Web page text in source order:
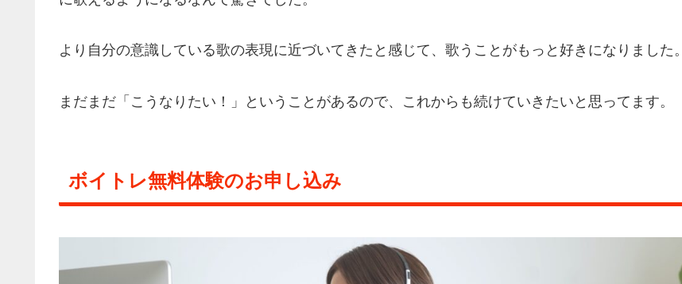
より自分の意識している歌の表現に近づいてきたと感じて、歌うことがもっと好きになりました。
まだまだ「こうなりたい！」ということがあるので、これからも続けていきたいと思ってます。
ボイトレ無料体験のお申し込み